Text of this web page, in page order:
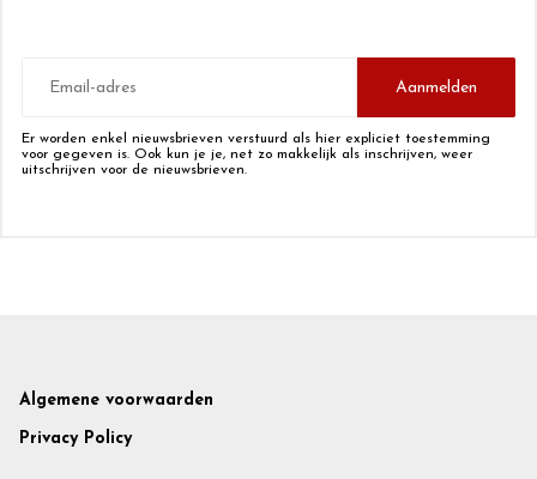
mailadres
Aanmelden
Er worden enkel nieuwsbrieven verstuurd als hier expliciet toestemming
voor gegeven is. Ook kun je je, net zo makkelijk als inschrijven, weer
uitschrijven voor de nieuwsbrieven.
Footer
Algemene voorwaarden
Privacy Policy